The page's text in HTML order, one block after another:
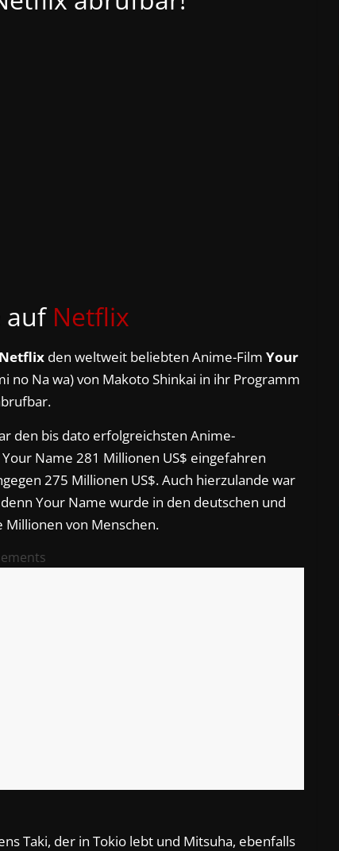
auf Netflix
Netflix den weltweit beliebten Anime-Film Your
no Na wa) von Makoto Shinkai in ihr Programm
den bis dato erfolgreichsten Anime-
Name 281 Millionen US$ eingefahren
275 Millionen US$. Auch hierzulande war
Your Name wurde in den deutschen und
von Menschen.
Taki, der in Tokio lebt und Mitsuha, ebenfalls